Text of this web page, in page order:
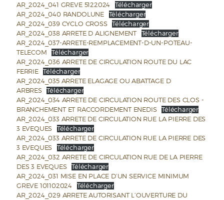
AR_2024_041 GREVE 5122024
Télécharger
AR_2024_040 RANDOLUNE
Télécharger
AR_2024_039 CYCLO CROSS
Télécharger
AR_2024_038 ARRETE D ALIGNEMENT
Télécharger
AR_2024_037-ARRETE-REMPLACEMENT-D-UN-POTEAU-
TELECOM
Télécharger
AR_2024_036 ARRETE DE CIRCULATION ROUTE DU LAC
FERRIE
Télécharger
AR_2024_035 ARRETE ELAGAGE OU ABATTAGE D
ARBRES
Télécharger
AR_2024_034 ARRETE DE CIRCULATION ROUTE DES CLOS -
BRANCHEMENT ET RACCORDEMENT ENEDIS
Télécharger
AR_2024_033 ARRETE DE CIRCULATION RUE LA PIERRE DES
3 EVEQUES
Télécharger
AR_2024_033 ARRETE DE CIRCULATION RUE LA PIERRE DES
3 EVEQUES
Télécharger
AR_2024_032 ARRETE DE CIRCULATION RUE DE LA PIERRE
DES 3 EVEQUES
Télécharger
AR_2024_031 MISE EN PLACE D’UN SERVICE MINIMUM
GREVE 101102024
Télécharger
AR_2024_029 ARRETE AUTORISANT L’OUVERTURE DU